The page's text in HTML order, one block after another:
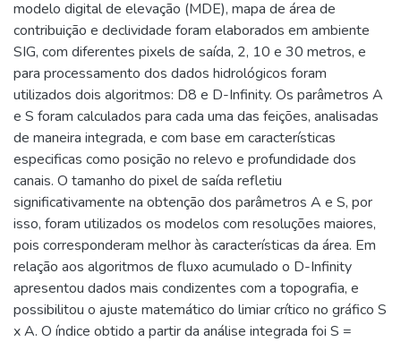
modelo digital de elevação (MDE), mapa de área de
contribuição e declividade foram elaborados em ambiente
SIG, com diferentes pixels de saída, 2, 10 e 30 metros, e
para processamento dos dados hidrológicos foram
utilizados dois algoritmos: D8 e D-Infinity. Os parâmetros A
e S foram calculados para cada uma das feições, analisadas
de maneira integrada, e com base em características
especificas como posição no relevo e profundidade dos
canais. O tamanho do pixel de saída refletiu
significativamente na obtenção dos parâmetros A e S, por
isso, foram utilizados os modelos com resoluções maiores,
pois corresponderam melhor às características da área. Em
relação aos algoritmos de fluxo acumulado o D-Infinity
apresentou dados mais condizentes com a topografia, e
possibilitou o ajuste matemático do limiar crítico no gráfico S
x A. O índice obtido a partir da análise integrada foi S =